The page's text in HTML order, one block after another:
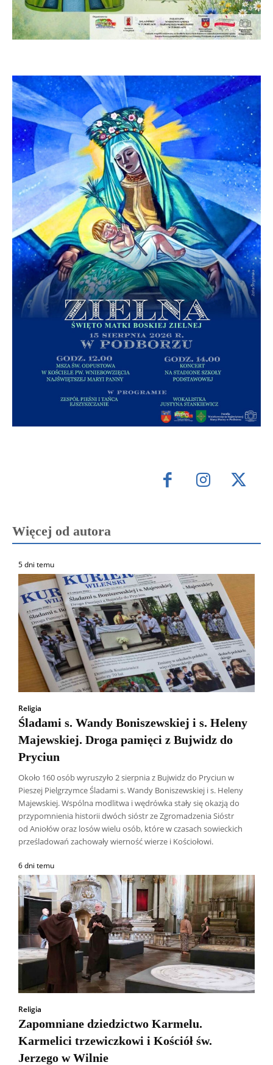
Więcej od autora
5 dni temu
Religia
Śladami s. Wandy Boniszewskiej i s. Heleny
Majewskiej. Droga pamięci z Bujwidz do
Pryciun
Około 160 osób wyruszyło 2 sierpnia z Bujwidz do Pryciun w
Pieszej Pielgrzymce Śladami s. Wandy Boniszewskiej i s. Heleny
Majewskiej. Wspólna modlitwa i wędrówka stały się okazją do
przypomnienia historii dwóch sióstr ze Zgromadzenia Sióstr
od Aniołów oraz losów wielu osób, które w czasach sowieckich
prześladowań zachowały wierność wierze i Kościołowi.
6 dni temu
Religia
Zapomniane dziedzictwo Karmelu.
Karmelici trzewiczkowi i Kościół św.
Jerzego w Wilnie